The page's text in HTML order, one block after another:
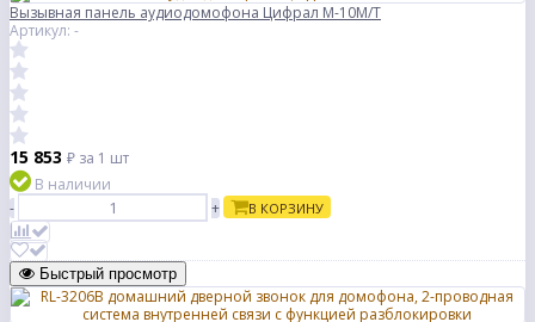
Вызывная панель аудиодомофона Цифрал М-10М/Т
Артикул: -
15 853 ₽ за 1 шт
В наличии
-
+ В КОРЗИНУ
Быстрый просмотр